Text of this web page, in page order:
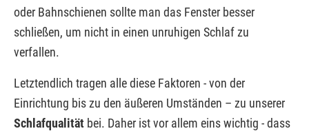
oder Bahnschienen sollte man das Fenster besser
schließen, um nicht in einen unruhigen Schlaf zu
verfallen.
Letztendlich tragen alle diese Faktoren - von der
Einrichtung bis zu den äußeren Umständen ­– zu unserer
Schlafqualität bei. Daher ist vor allem eins wichtig - dass